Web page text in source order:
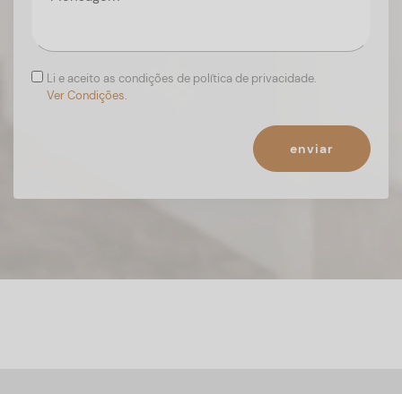
Li e aceito as condições de política de privacidade.
Ver Condições.
enviar